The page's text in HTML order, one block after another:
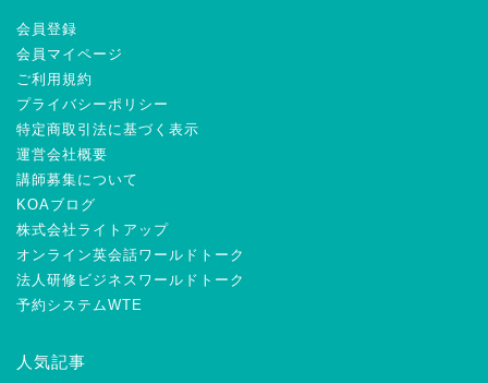
会員登録
会員マイページ
ご利用規約
プライバシーポリシー
特定商取引法に基づく表示
運営会社概要
講師募集について
KOAブログ
株式会社ライトアップ
オンライン英会話ワールドトーク
法人研修ビジネスワールドトーク
予約システムWTE
人気記事